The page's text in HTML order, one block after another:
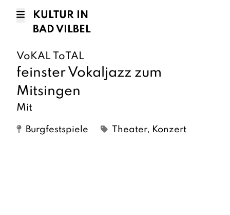
KULTUR IN
BAD VILBEL
VoKAL ToTAL
feinster Vokaljazz zum
Mitsingen
Mit
Burgfestspiele Theater, Konzert